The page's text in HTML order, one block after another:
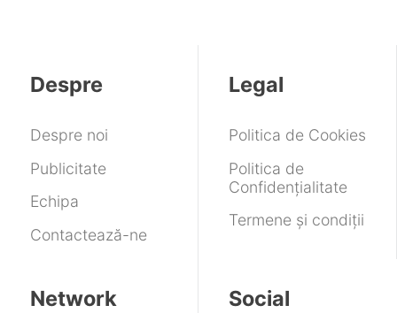
Despre
Despre noi
Publicitate
Echipa
Contactează-ne
Legal
Politica de Cookies
Politica de
Confidențialitate
Termene și condiții
Network Social